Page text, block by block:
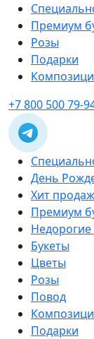
Премиум
Розы
Подарки
+7 800 500 79-
День
Хит продаж
Премиум
Букеты
Цветы
Розы
Повод
Подарки